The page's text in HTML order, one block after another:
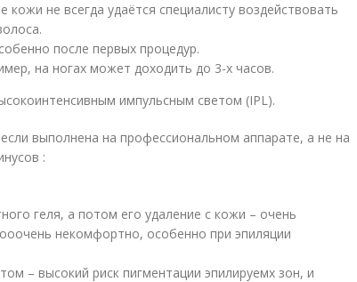
не всегда удаётся специалисту воздействовать
после первых процедур.
на ногах может доходить до 3-х часов.
импульсным светом (IPL).
выполнена на профессиональном аппарате, а не на
:
геля, а потом его удаление с кожи – очень
некомфортно, особенно при эпиляции
– высокий риск пигментации эпилируемх зон, и